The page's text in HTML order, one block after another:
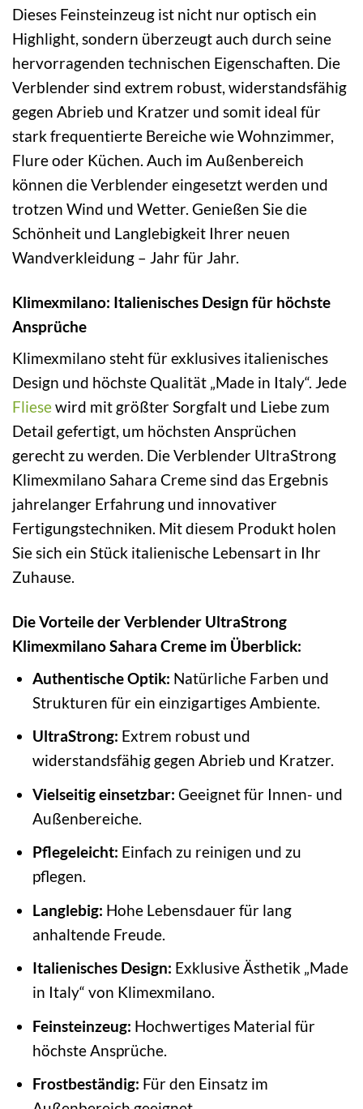
Dieses Feinsteinzeug ist nicht nur optisch ein
Highlight, sondern überzeugt auch durch seine
hervorragenden technischen Eigenschaften. Die
Verblender sind extrem robust, widerstandsfähig
gegen Abrieb und Kratzer und somit ideal für
stark frequentierte Bereiche wie Wohnzimmer,
Flure oder Küchen. Auch im Außenbereich
können die Verblender eingesetzt werden und
trotzen Wind und Wetter. Genießen Sie die
Schönheit und Langlebigkeit Ihrer neuen
Wandverkleidung – Jahr für Jahr.
Klimexmilano: Italienisches Design für höchste
Ansprüche
Klimexmilano steht für exklusives italienisches
Design und höchste Qualität „Made in Italy“. Jede
Fliesewird mit größter Sorgfalt und Liebe zum
Detail gefertigt, um höchsten Ansprüchen
gerecht zu werden. Die Verblender UltraStrong
Klimexmilano Sahara Creme sind das Ergebnis
jahrelanger Erfahrung und innovativer
Fertigungstechniken. Mit diesem Produkt holen
Sie sich ein Stück italienische Lebensart in Ihr
Zuhause.
Die Vorteile der Verblender UltraStrong
Klimexmilano Sahara Creme im Überblick:
Authentische Optik: Natürliche Farben und
Strukturen für ein einzigartiges Ambiente.
UltraStrong: Extrem robust und
widerstandsfähig gegen Abrieb und Kratzer.
Vielseitig einsetzbar: Geeignet für Innen- und
Außenbereiche.
Pflegeleicht: Einfach zu reinigen und zu
pflegen.
Langlebig: Hohe Lebensdauer für lang
anhaltende Freude.
Italienisches Design: Exklusive Ästhetik „Made
in Italy“ von Klimexmilano.
Feinsteinzeug: Hochwertiges Material für
höchste Ansprüche.
Frostbeständig: Für den Einsatz im